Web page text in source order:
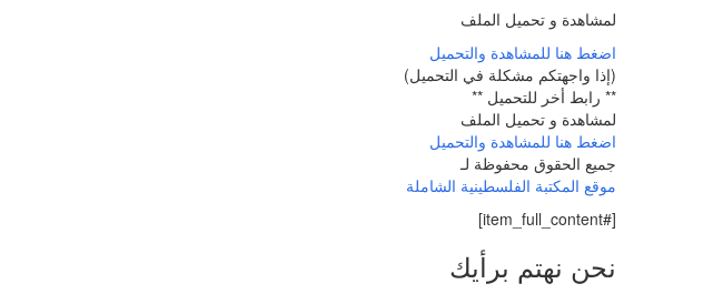
لمشاهدة و تحميل الملف
اضغط هنا للمشاهدة والتحميل
(إذا واجهتكم مشكلة في التحميل)
** رابط أخر للتحميل **
لمشاهدة و تحميل الملف
اضغط هنا للمشاهدة والتحميل
جميع الحقوق محفوظة لـ
موقع المكتبة الفلسطينية الشاملة
[#item_full_content]
نحن نهتم برأيك